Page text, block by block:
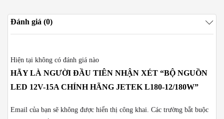
Đánh giá (0)
Hiện tại không có đánh giá nào
HÃY LÀ NGƯỜI ĐẦU TIÊN NHẬN XÉT “BỘ NGUỒN
LED 12V-15A CHÍNH HÃNG JETEK L180-12/180W”
Email của bạn sẽ không được hiển thị công khai. Các trường bắt buộc